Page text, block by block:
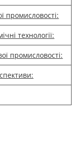
промисловості:
технології:
промисловості: